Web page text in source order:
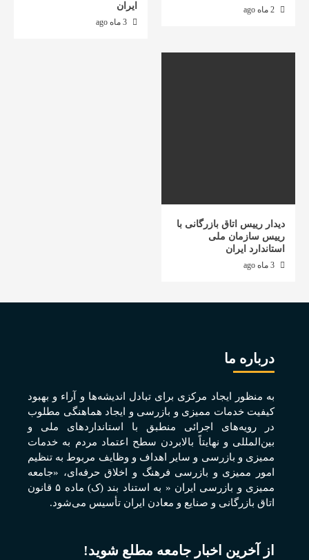
ایران
دیدار رییس اتاق بازرگانی با
رییس سازمان ملی
استاندارد ایران
درباره ما
به منظور ايجاد مرکزی برای تبادل انديشه‌ها و آراء و بهبود
کيفيت خدمات مميزی و بازرسی و ايجاد هماهنگی مطلوب
در رويه‌های اجرائی منطبق با استانداردهای ملی و
بين‌المللی و نهايتاً بالابردن سطح اعتماد مردم به خدمات
مميزی و بازرسی و ساير اهداف و وظايف مربوط به تنظيم
امور مميزی و بازرسی فرهنگ و اخلاق حرفه‌ای، «جامعه
مميزی و بازرسی ايران « به استناد بند (ک) ماده ۵ قانون
اتاق بازرگانی و صنايع و معادن ايران تأسيس می‌شود.
از آخرین اخبار جامعه مطلع شوید!